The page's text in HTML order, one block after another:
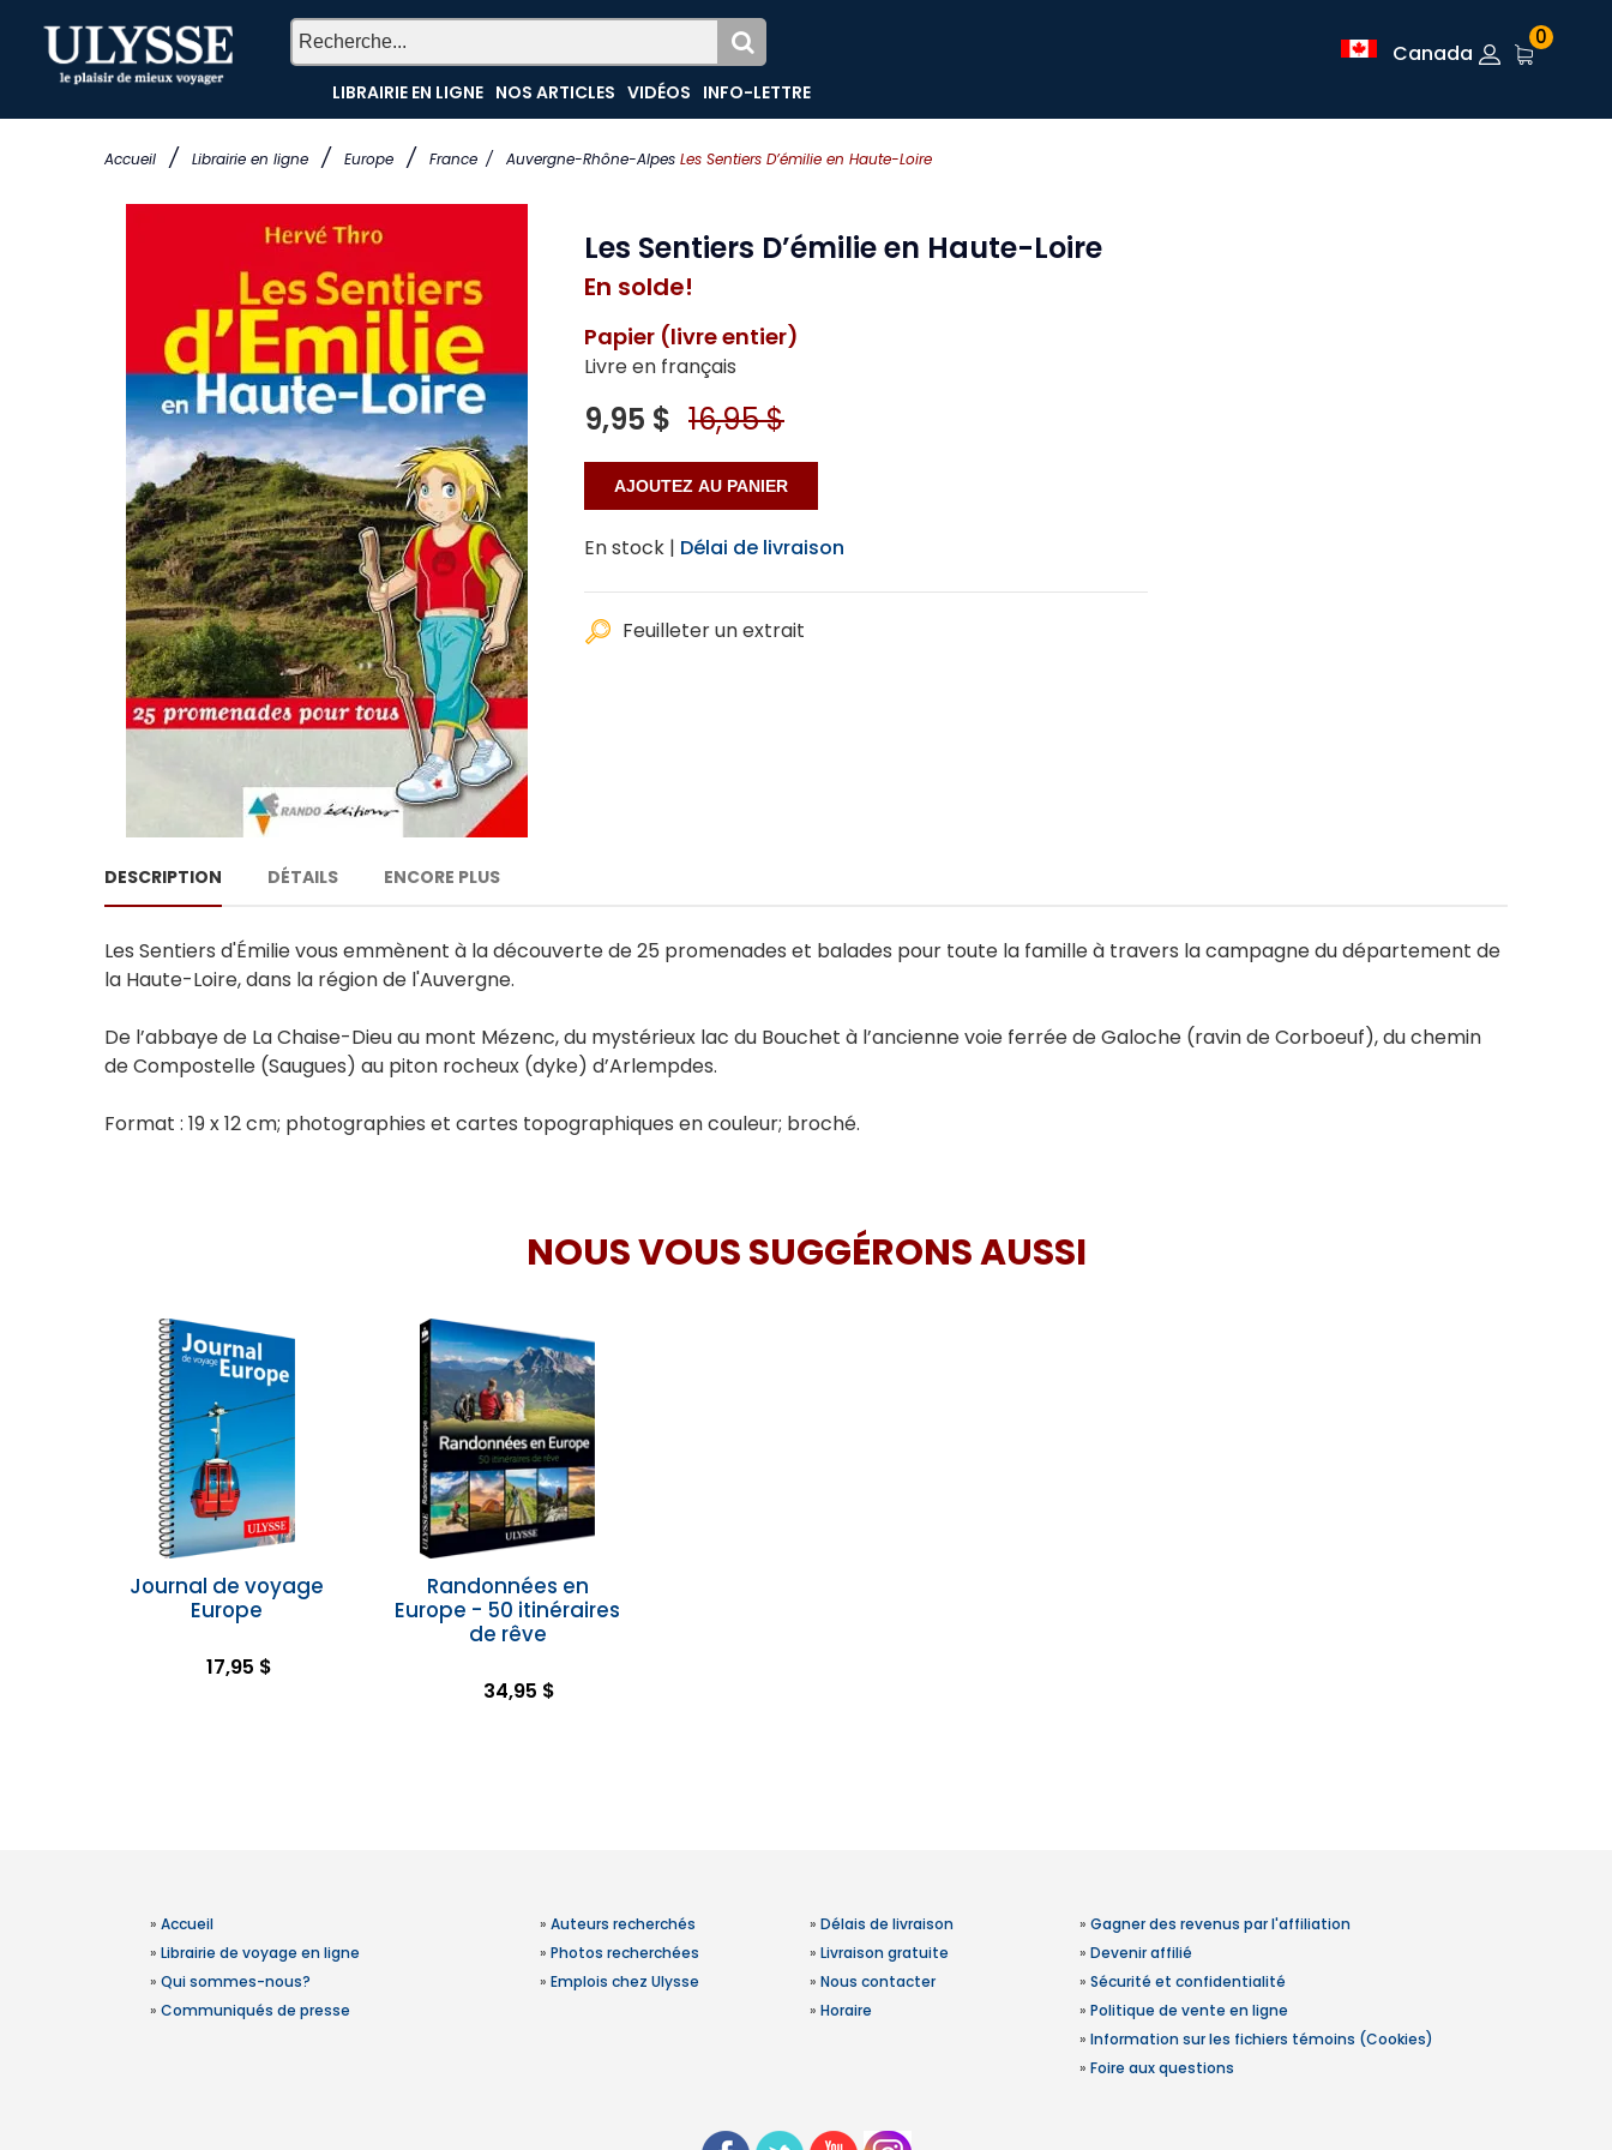
Accueil / Librairie en ligne / Europe / France / Auvergne-Rhône-Alpes Les Sentiers D’émilie en Haute-Loire
LIBRAIRIE EN LIGNE NOS ARTICLES VIDÉOS INFO-LETTRE
Canada
0
Les Sentiers D’émilie en Haute-Loire
En solde!
Papier (livre entier)
Livre en français
9,95 $ 16,95 $
En stock | Délai de livraison
Feuilleter un extrait
DESCRIPTION DÉTAILS ENCORE PLUS
Les Sentiers d'Émilie vous emmènent à la découverte de 25 promenades et balades pour toute la famille à travers la campagne du département de
la Haute-Loire, dans la région de l'Auvergne.
De l’abbaye de La Chaise-Dieu au mont Mézenc, du mystérieux lac du Bouchet à l’ancienne voie ferrée de Galoche (ravin de Corboeuf), du chemin
de Compostelle (Saugues) au piton rocheux (dyke) d’Arlempdes.
Format : 19 x 12 cm; photographies et cartes topographiques en couleur; broché.
NOUS VOUS SUGGÉRONS AUSSI
Journal de voyage
Europe
17,95 $
Randonnées en
Europe - 50 itinéraires
de rêve
34,95 $
» Accueil
» Librairie de voyage en ligne
» Qui sommes-nous?
» Communiqués de presse
» Auteurs recherchés
» Photos recherchées
» Emplois chez Ulysse
» Délais de livraison
» Livraison gratuite
» Nous contacter
» Horaire
» Gagner des revenus par l'affiliation
» Devenir affilié
» Sécurité et confidentialité
» Politique de vente en ligne
» Information sur les fichiers témoins (Cookies)
» Foire aux questions